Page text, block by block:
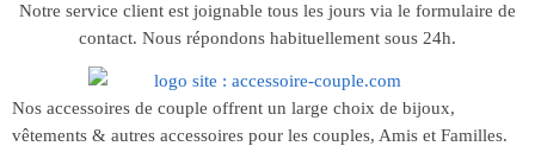
Notre service client est joignable tous les jours via le formulaire de
contact. Nous répondons habituellement sous 24h.
Nos accessoires de couple offrent un large choix de bijoux,
vêtements & autres accessoires pour les couples, Amis et Familles.